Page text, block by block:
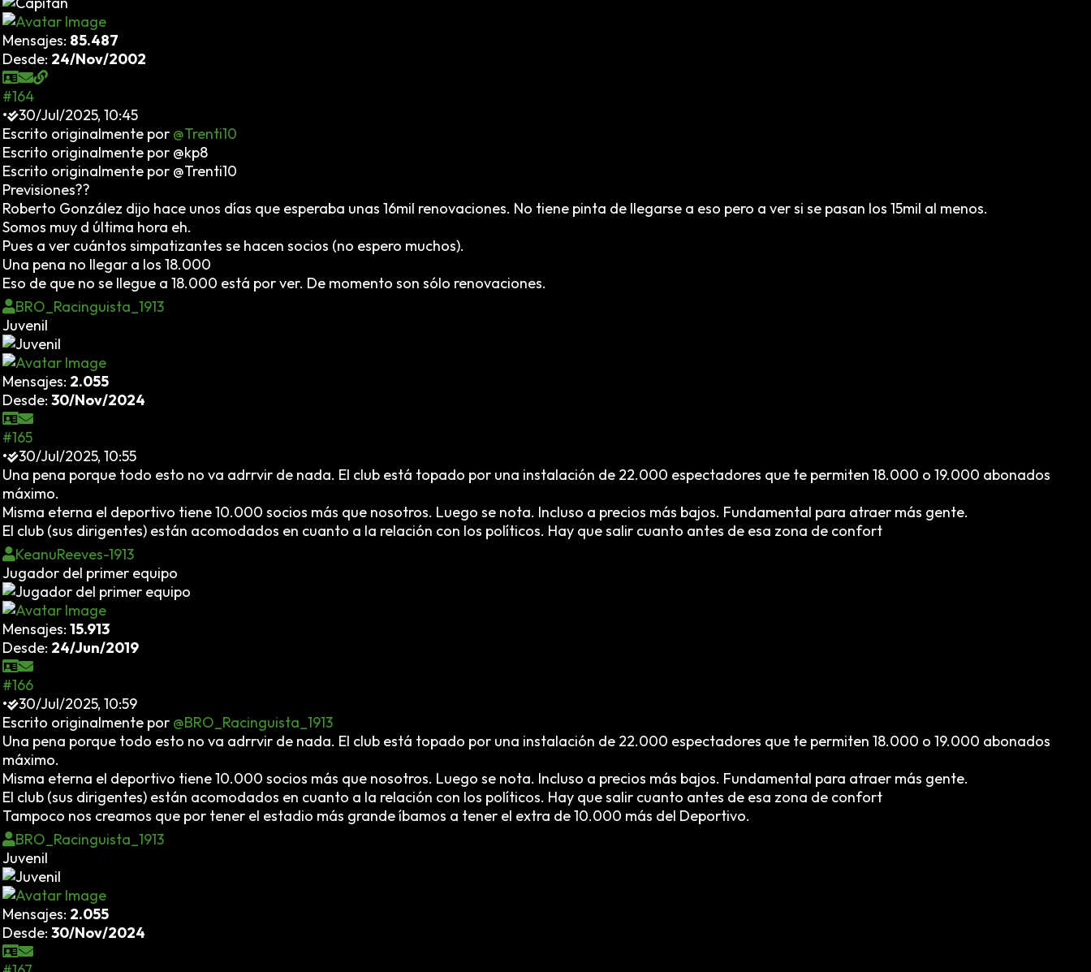
Mensajes: 85.487
Desde: 24/Nov/2002
#164
•
30/Jul/2025, 10:45
Escrito originalmente por @Trenti10
Escrito originalmente por @kp8
Escrito originalmente por @Trenti10
Previsiones??
Roberto González dijo hace unos días que esperaba unas 16mil renovaciones. No tiene pinta de llegarse a eso pero a ver si se pasan los 15mil al menos.
Somos muy d última hora eh.
Pues a ver cuántos simpatizantes se hacen socios (no espero muchos).
Una pena no llegar a los 18.000
Eso de que no se llegue a 18.000 está por ver. De momento son sólo renovaciones.
BRO_Racinguista_1913
Juvenil
Mensajes: 2.055
Desde: 30/Nov/2024
#165
•
30/Jul/2025, 10:55
Una pena porque todo esto no va adrrvir de nada. El club está topado por una instalación de 22.000 espectadores que te permiten 18.000 o 19.000 abonados
máximo.
Misma eterna el deportivo tiene 10.000 socios más que nosotros. Luego se nota. Incluso a precios más bajos. Fundamental para atraer más gente.
El club (sus dirigentes) están acomodados en cuanto a la relación con los políticos. Hay que salir cuanto antes de esa zona de confort
KeanuReeves-1913
Jugador del primer equipo
Mensajes: 15.913
Desde: 24/Jun/2019
#166
•
30/Jul/2025, 10:59
Escrito originalmente por @BRO_Racinguista_1913
Una pena porque todo esto no va adrrvir de nada. El club está topado por una instalación de 22.000 espectadores que te permiten 18.000 o 19.000 abonados
máximo.
Misma eterna el deportivo tiene 10.000 socios más que nosotros. Luego se nota. Incluso a precios más bajos. Fundamental para atraer más gente.
El club (sus dirigentes) están acomodados en cuanto a la relación con los políticos. Hay que salir cuanto antes de esa zona de confort
Tampoco nos creamos que por tener el estadio más grande íbamos a tener el extra de 10.000 más del Deportivo.
BRO_Racinguista_1913
Juvenil
Mensajes: 2.055
Desde: 30/Nov/2024